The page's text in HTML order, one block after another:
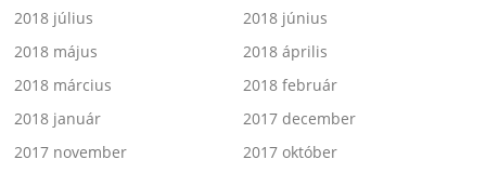
2018 július
2018 június
2018 május
2018 április
2018 március
2018 február
2018 január
2017 december
2017 november
2017 október